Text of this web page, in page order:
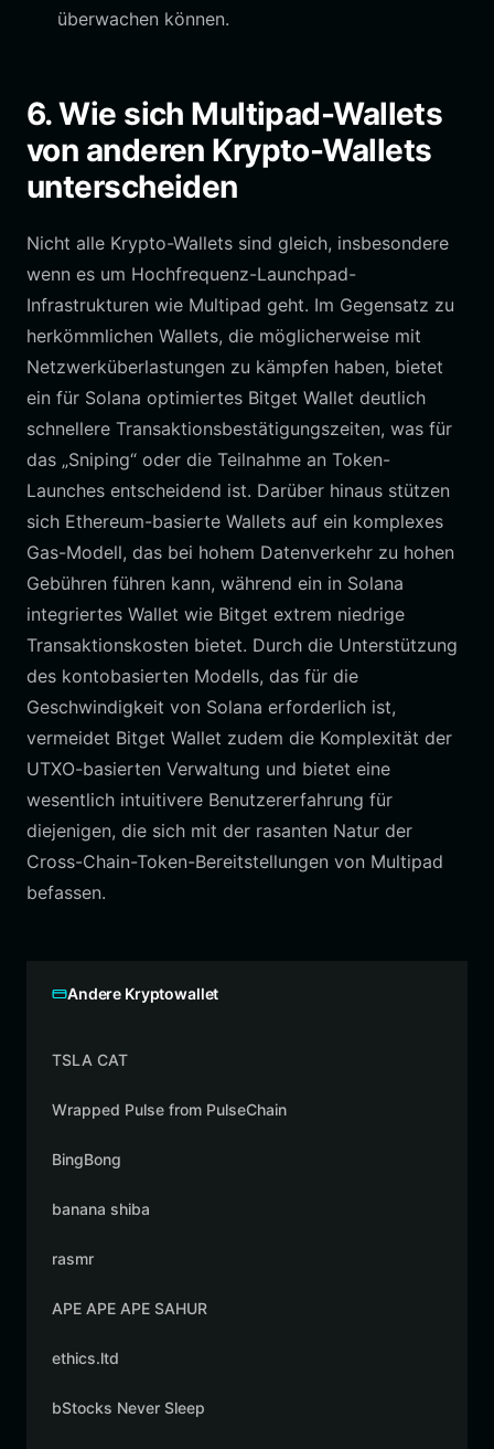
überwachen können.
6. Wie sich Multipad-Wallets
von anderen Krypto-Wallets
unterscheiden
Nicht alle Krypto-Wallets sind gleich, insbesondere
wenn es um Hochfrequenz-Launchpad-
Infrastrukturen wie Multipad geht. Im Gegensatz zu
herkömmlichen Wallets, die möglicherweise mit
Netzwerküberlastungen zu kämpfen haben, bietet
ein für Solana optimiertes Bitget Wallet deutlich
schnellere Transaktionsbestätigungszeiten, was für
das „Sniping“ oder die Teilnahme an Token-
Launches entscheidend ist. Darüber hinaus stützen
sich Ethereum-basierte Wallets auf ein komplexes
Gas-Modell, das bei hohem Datenverkehr zu hohen
Gebühren führen kann, während ein in Solana
integriertes Wallet wie Bitget extrem niedrige
Transaktionskosten bietet. Durch die Unterstützung
des kontobasierten Modells, das für die
Geschwindigkeit von Solana erforderlich ist,
vermeidet Bitget Wallet zudem die Komplexität der
UTXO-basierten Verwaltung und bietet eine
wesentlich intuitivere Benutzererfahrung für
diejenigen, die sich mit der rasanten Natur der
Cross-Chain-Token-Bereitstellungen von Multipad
befassen.
Andere Kryptowallet
TSLA CAT
Wrapped Pulse from PulseChain
BingBong
banana shiba
rasmr
APE APE APE SAHUR
ethics.ltd
bStocks Never Sleep